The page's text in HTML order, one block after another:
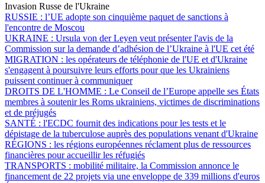
Invasion Russe de l'Ukraine
RUSSIE : l’UE adopte son cinquième paquet de sanctions à
l'encontre de Moscou
UKRAINE : Ursula von der Leyen veut présenter l'avis de la
Commission sur la demande d’adhésion de l’Ukraine à l'UE cet été
MIGRATION : les opérateurs de téléphonie de l'UE et d'Ukraine
s'engagent à poursuivre leurs efforts pour que les Ukrainiens
puissent continuer à communiquer
DROITS DE L'HOMME : Le Conseil de l’Europe appelle ses États
membres à soutenir les Roms ukrainiens, victimes de discriminations
et de préjugés
SANTÉ : l'ECDC fournit des indications pour les tests et le
dépistage de la tuberculose auprès des populations venant d'Ukraine
RÉGIONS : les régions européennes réclament plus de ressources
financières pour accueillir les réfugiés
TRANSPORTS : mobilité militaire, la Commission annonce le
financement de 22 projets via une enveloppe de 339 millions d'euros